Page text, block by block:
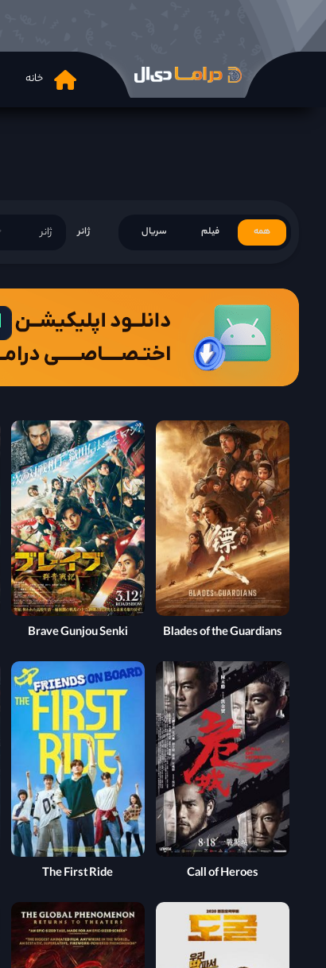
خانه
همه فیلم سریال ژانر ژانر
Blades of the Guardians
Brave Gunjou Senki
Call of Heroes
The First Ride